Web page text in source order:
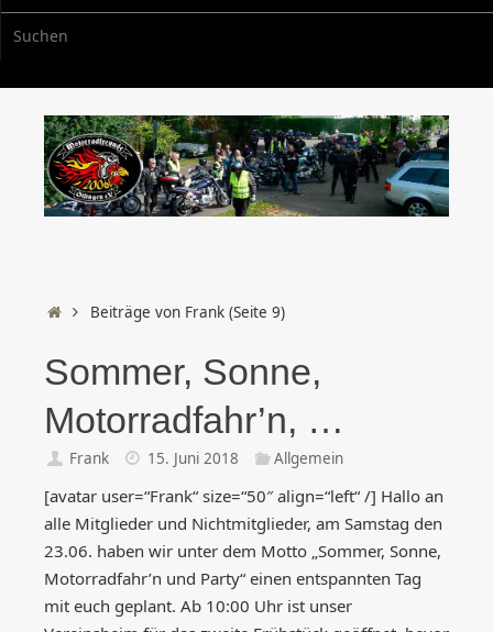
StartBeiträge von Frank(Seite 9)
Sommer, Sonne,
Motorradfahr’n, …
Frank 15. Juni 2018 Allgemein
[avatar user=“Frank“ size=“50″ align=“left“ /] Hallo an
alle Mitglieder und Nichtmitglieder, am Samstag den
23.06. haben wir unter dem Motto „Sommer, Sonne,
Motorradfahr’n und Party“ einen entspannten Tag
mit euch geplant. Ab 10:00 Uhr ist unser